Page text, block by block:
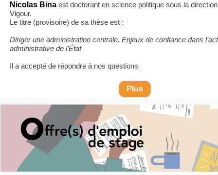
Nicolas Bina est doctorant en science politique sous la
Vigour.
Le titre (provisoire) de sa thèse est :
Diriger une administration centrale. Enjeux de confiance dans
administrative de l’État
Il a accepté de répondre à nos questions
Plus